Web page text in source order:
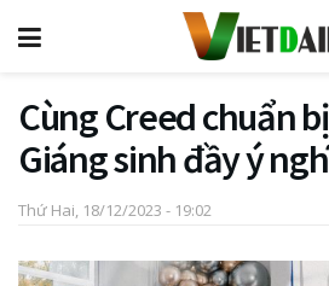
Cùng Creed chuẩn
Giáng sinh đầy ý
Thứ Hai, 18/12/2023 - 19:02